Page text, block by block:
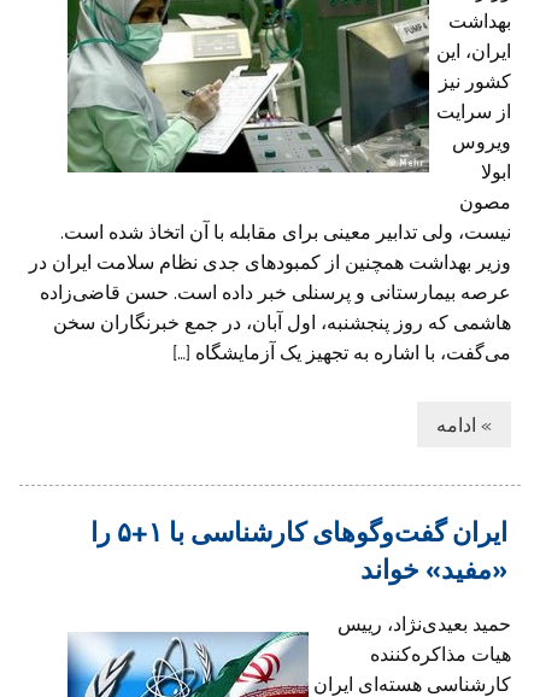
بهداشت
ایران، این
کشور نیز
از سرایت
ویروس
ابولا
مصون
نیست، ولی تدابیر معینی برای مقابله با آن اتخاذ شده است.
وزیر بهداشت همچنین از کمبودهای جدی نظام سلامت ایران در
عرصه بیمارستانی و پرسنلی خبر داده است. حسن قاضی‌زاده
هاشمی که روز پنجشنبه، اول آبان، در جمع خبرنگاران سخن
می‌گفت، با اشاره به تجهیز یک آزمایشگاه […]
» ادامه
ایران گفت‌وگوهای کارشناسی با ۱+۵ را
«مفید» خواند
حمید بعیدی‌نژاد، رییس
هیات مذاکره‌کننده
کارشناسی هسته‌ای ایران